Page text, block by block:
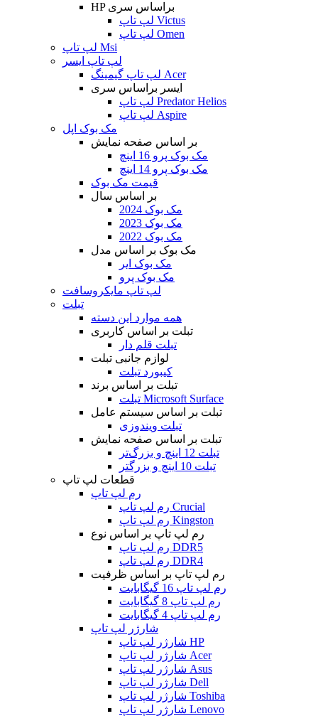
HP براساس سری
لپ تاپ Victus
لپ تاپ Omen
لپ تاپ Msi
لپ تاپ ایسر
لپ تاپ گیمینگ Acer
ایسر براساس سری
لپ تاپ Predator Helios
لپ تاپ Aspire
مک بوک اپل
بر اساس صفحه نمایش
مک بوک پرو 16 اینچ
مک بوک پرو 14 اینچ
قیمت مک بوک
بر اساس سال
مک بوک 2024
مک بوک 2023
مک بوک 2022
مک بوک بر اساس مدل
مک بوک ایر
مک بوک پرو
لپ تاپ مایکروسافت
تبلت
همه موارد این دسته
تبلت بر اساس کاربری
تبلت قلم دار
لوازم جانبی تبلت
کیبورد تبلت
تبلت بر اساس برند
تبلت Microsoft Surface
تبلت بر اساس سیستم عامل
تبلت ویندوزی
تبلت بر اساس صفحه نمایش
تبلت 12 اینچ و بزرگ‌تر
تبلت 10 اینچ و بزرگتر
قطعات لپ تاپ
رم لپ تاپ
رم لپ تاپ Crucial
رم لپ تاپ Kingston
رم لپ تاپ بر اساس نوع
رم لپ تاپ DDR5
رم لپ تاپ DDR4
رم لپ تاپ بر اساس ظرفیت
رم لپ تاپ 16 گیگابایت
رم لپ تاپ 8 گیگابایت
رم لپ تاپ 4 گیگابایت
شارژر لپ تاپ
شارژر لپ تاپ HP
شارژر لپ تاپ Acer
شارژر لپ تاپ Asus
شارژر لپ تاپ Dell
شارژر لپ تاپ Toshiba
شارژر لپ تاپ Lenovo